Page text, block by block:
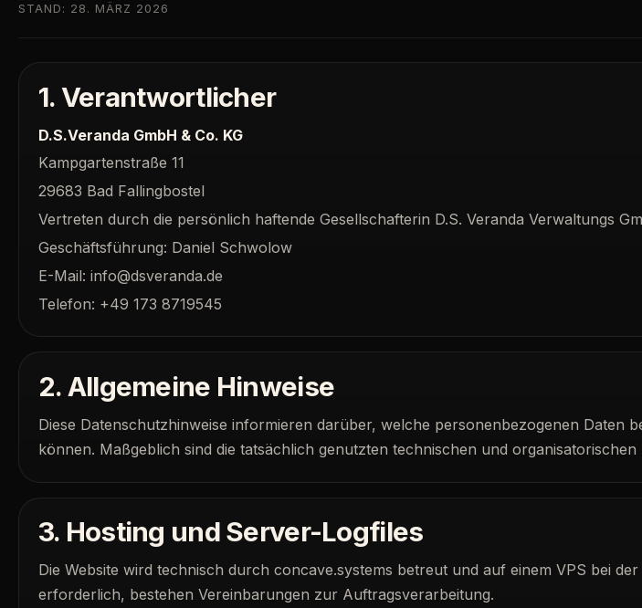
STAND: 28. MÄRZ 2026
1. Verantwortlicher
D.S.Veranda GmbH & Co. KG
Kampgartenstraße 11
29683 Bad Fallingbostel
Vertreten durch die persönlich haftende Gesellschafterin D.S. Veranda Verwaltungs
Geschäftsführung: Daniel Schwolow
E-Mail: info@dsveranda.de
Telefon: +49 173 8719545
2. Allgemeine Hinweise
Diese Datenschutzhinweise informieren darüber, welche personenbezogenen Daten
können. Maßgeblich sind die tatsächlich genutzten technischen und
3. Hosting und Server-Logfiles
Die Website wird technisch durch concave.systems betreut und auf einem VPS bei
erforderlich, bestehen Vereinbarungen zur Auftragsverarbeitung.